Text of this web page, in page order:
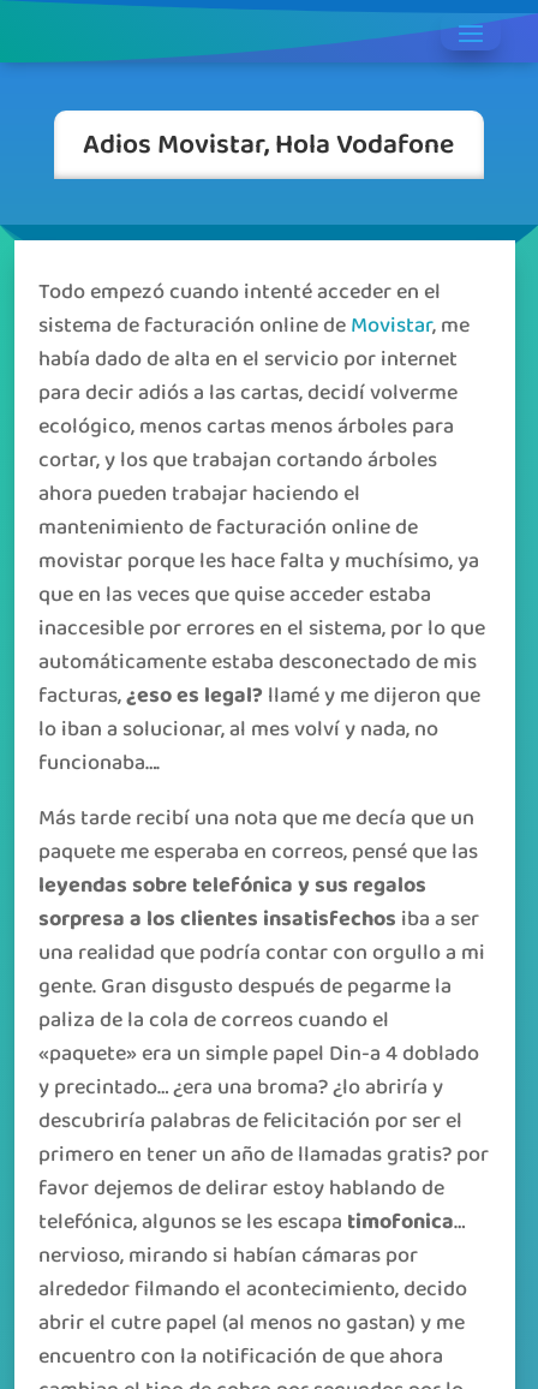
Adios Movistar, Hola Vodafone
Todo empezó cuando intenté acceder en el
sistema de facturación online deMovistar, me
había dado de alta en el servicio por internet
para decir adiós a las cartas, decidí volverme
ecológico, menos cartas menos árboles para
cortar, y los que trabajan cortando árboles
ahora pueden trabajar haciendo el
mantenimiento de facturación online de
movistar porque les hace falta y muchísimo, ya
que en las veces que quise acceder estaba
inaccesible por errores en el sistema, por lo que
automáticamente estaba desconectado de mis
facturas,¿eso es legal? llamé y me dijeron que
lo iban a solucionar, al mes volví y nada, no
funcionaba….
Más tarde recibí una nota que me decía que un
paquete me esperaba en correos, pensé que las
leyendas sobre telefónica y sus regalos
sorpresa a los clientes insatisfechos iba a ser
una realidad que podría contar con orgullo a mi
gente. Gran disgusto después de pegarme la
paliza de la cola de correos cuando el
«paquete» era un simple papel Din-a 4 doblado
y precintado… ¿era una broma? ¿lo abriría y
descubriría palabras de felicitación por ser el
primero en tener un año de llamadas gratis? por
favor dejemos de delirar estoy hablando de
telefónica, algunos se les escapa timofonica…
nervioso, mirando si habían cámaras por
alrededor filmando el acontecimiento, decido
abrir el cutre papel (al menos no gastan) y me
encuentro con la notificación de que ahora